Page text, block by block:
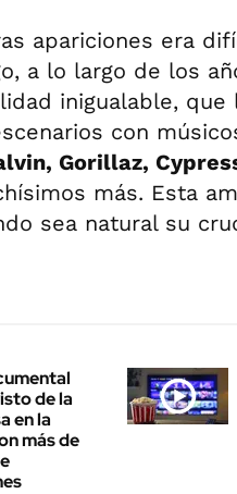
apariciones era
a lo largo de los
inigualable, que
con
Gorillaz,
más. Esta
sea natural su
de la
en la
más de